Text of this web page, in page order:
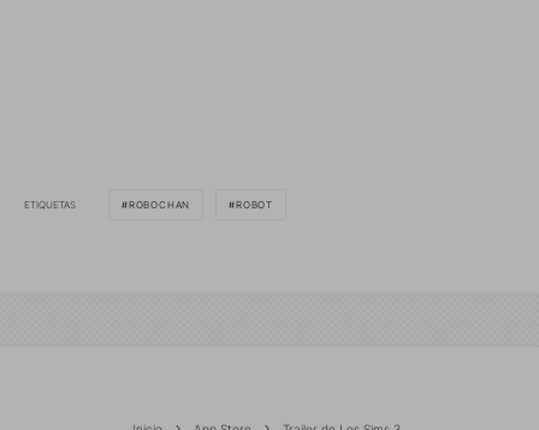
ETIQUETAS ROBOCHAN ROBOT